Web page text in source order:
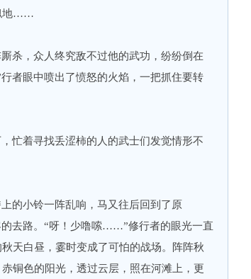
地……
，众人终究敌不过他的武功，纷纷倒在
者眼中喷出了愤怒的火焰，一把抓住要转
着寻找丢涩柿的人的武士们发觉情形不
小铃一阵乱响，马又往后回到了原
去路。“呀！少噜嗦……”修行者的眼光一直
天白昼，霎时变成了可怕的战场。阵阵秋
铜色的阳光，透过云层，照在河滩上，更